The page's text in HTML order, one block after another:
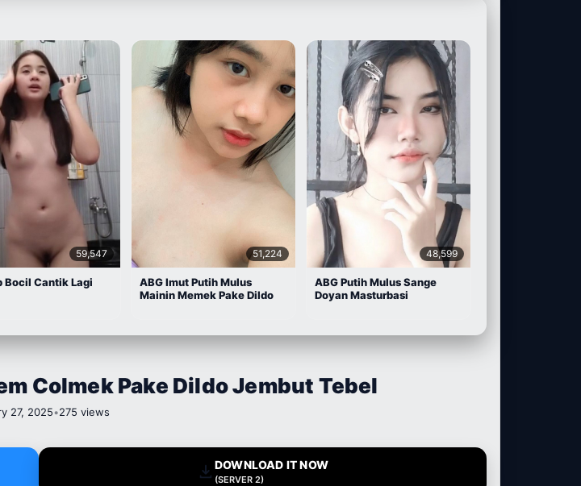
59,547
Bocil Cantik Lagi
51,224
ABG Imut Putih Mulus
Mainin Memek Pake Dildo
48,599
ABG Putih Mulus Sange
Doyan Masturbasi
Colmek Pake Dildo Jembut Tebel
27, 2025•275 views
DOWNLOAD IT NOW
(SERVER 2)